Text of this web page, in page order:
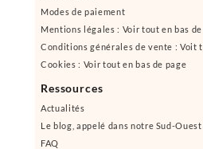
Modes de paiement
Mentions légales : Voir tout en bas
Conditions générales de vente : Voit
Cookies : Voir tout en bas de page
Ressources
Actualités
Le blog, appelé dans notre Sud-
FAQ